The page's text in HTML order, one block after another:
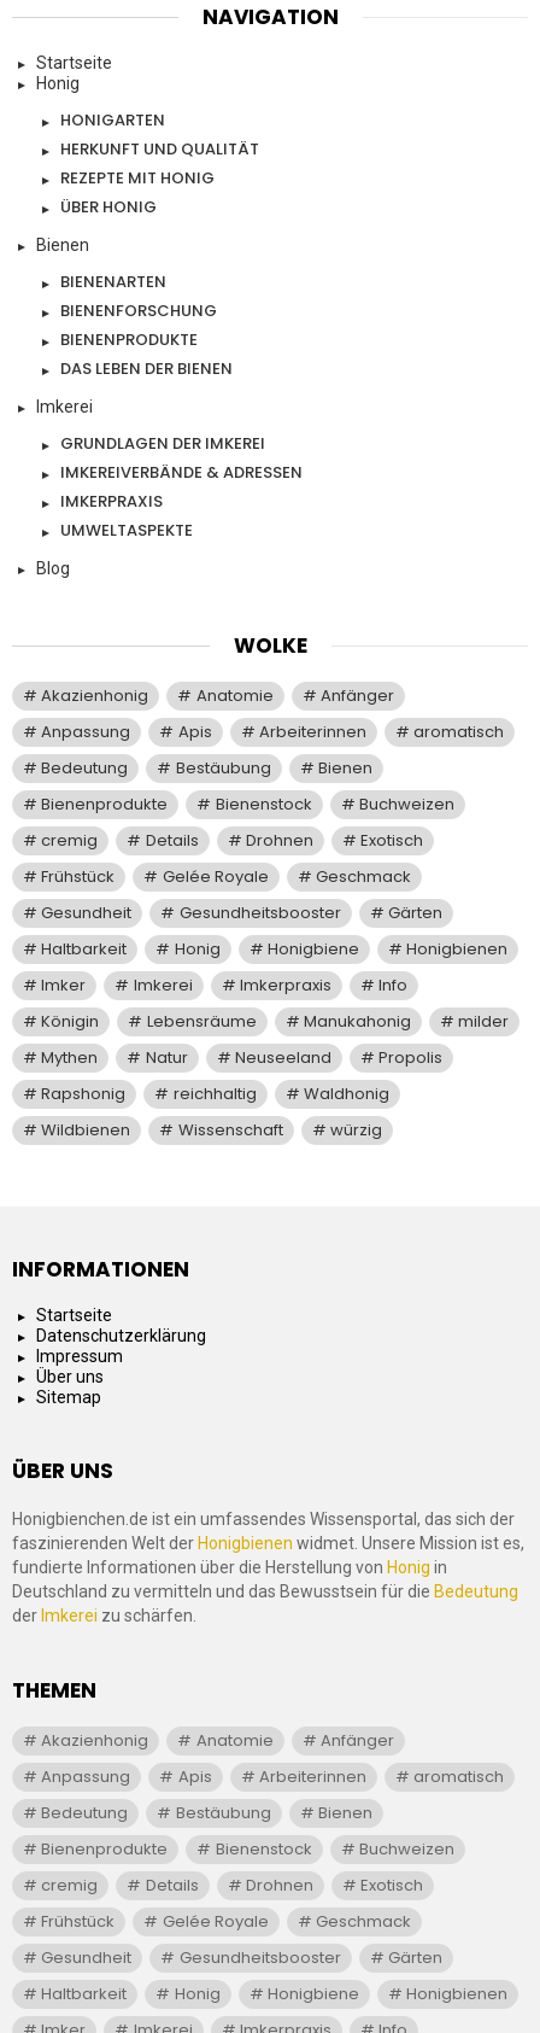
NAVIGATION
Startseite
Honig
HONIGARTEN
HERKUNFT UND QUALITÄT
REZEPTE MIT HONIG
ÜBER HONIG
Bienen
BIENENARTEN
BIENENFORSCHUNG
BIENENPRODUKTE
DAS LEBEN DER BIENEN
Imkerei
GRUNDLAGEN DER IMKEREI
IMKEREIVERBÄNDE & ADRESSEN
IMKERPRAXIS
UMWELTASPEKTE
Blog
WOLKE
Akazienhonig Anatomie
Anfänger
Anpassung
Apis Arbeiterinnen
aromatisch
Bedeutung
Bestäubung
Bienen
Bienenprodukte
Bienenstock
Buchweizen
cremig
Details Drohnen
Exotisch
Frühstück
Gelée Royale
Geschmack
Gesundheit
Gesundheitsbooster
Gärten
Haltbarkeit
Honig Honigbiene
Honigbienen
Imker
Imkerei Imkerpraxis
Info
Königin
Lebensräume Manukahonig
milder
Mythen
Natur Neuseeland
Propolis
Rapshonig
reichhaltig
Waldhonig
Wildbienen
Wissenschaft würzig
INFORMATIONEN
Startseite
Datenschutzerklärung
Impressum
Über uns
Sitemap
ÜBER UNS
Honigbienchen.de ist ein umfassendes Wissensportal, das sich der
faszinierenden Welt der Honigbienen widmet. Unsere Mission ist es,
fundierte Informationen über die Herstellung von Honig in
Deutschland zu vermitteln und das Bewusstsein für die Bedeutung
der Imkerei zu schärfen.
THEMEN
Akazienhonig Anatomie
Anfänger
Anpassung
Apis Arbeiterinnen
aromatisch
Bedeutung
Bestäubung
Bienen
Bienenprodukte
Bienenstock
Buchweizen
cremig
Details Drohnen
Exotisch
Frühstück
Gelée Royale
Geschmack
Gesundheit
Gesundheitsbooster
Gärten
Haltbarkeit
Honig Honigbiene
Honigbienen